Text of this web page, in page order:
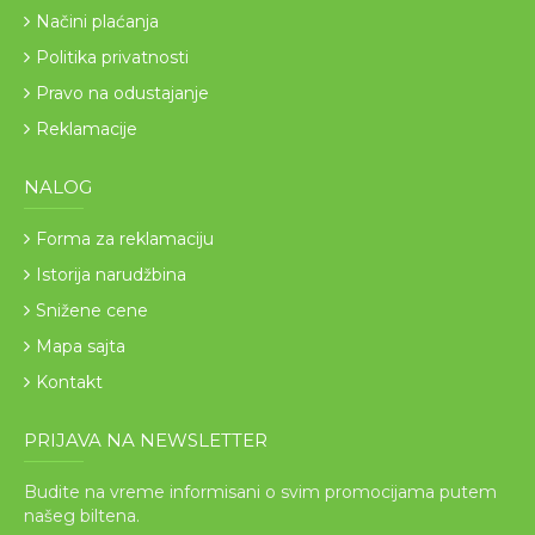
Načini plaćanja
Politika privatnosti
Pravo na odustajanje
Reklamacije
NALOG
Forma za reklamaciju
Istorija narudžbina
Snižene cene
Mapa sajta
Kontakt
PRIJAVA NA NEWSLETTER
Budite na vreme informisani o svim promocijama putem
našeg biltena.